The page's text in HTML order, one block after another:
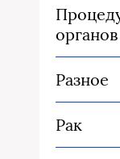
органов
Разное
Рак